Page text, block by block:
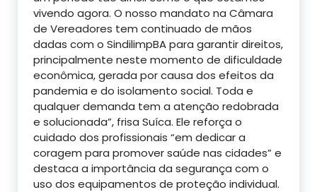
vivendo agora. O nosso mandato na Câmara
de Vereadores tem continuado de mãos
dadas com o SindilimpBA para garantir direitos,
principalmente neste momento de dificuldade
econômica, gerada por causa dos efeitos da
pandemia e do isolamento social. Toda e
qualquer demanda tem a atenção redobrada
e solucionada”, frisa Suíca. Ele reforça o
cuidado dos profissionais “em dedicar a
coragem para promover saúde nas cidades” e
destaca a importância da segurança com o
uso dos equipamentos de proteção individual.